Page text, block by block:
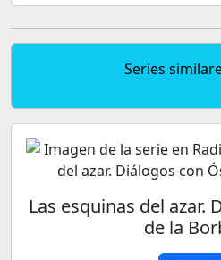
Series
Las esquinas del azar.
de la